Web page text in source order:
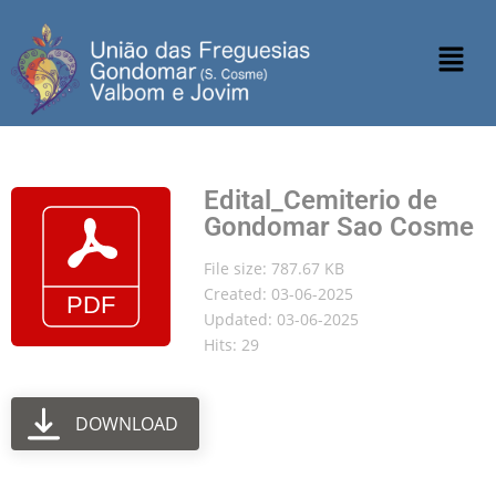
Edital_Cemiterio de
Gondomar Sao Cosme
File size: 787.67 KB
Created: 03-06-2025
Updated: 03-06-2025
Hits: 29
DOWNLOAD